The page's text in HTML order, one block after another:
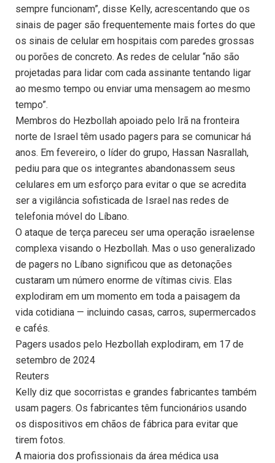
sempre funcionam”, disse Kelly, acrescentando que os
sinais de pager são frequentemente mais fortes do que
os sinais de celular em hospitais com paredes grossas
ou porões de concreto. As redes de celular “não são
projetadas para lidar com cada assinante tentando ligar
ao mesmo tempo ou enviar uma mensagem ao mesmo
tempo”.
Membros do Hezbollah apoiado pelo Irã na fronteira
norte de Israel têm usado pagers para se comunicar há
anos. Em fevereiro, o líder do grupo, Hassan Nasrallah,
pediu para que os integrantes abandonassem seus
celulares em um esforço para evitar o que se acredita
ser a vigilância sofisticada de Israel nas redes de
telefonia móvel do Líbano.
O ataque de terça pareceu ser uma operação israelense
complexa visando o Hezbollah. Mas o uso generalizado
de pagers no Líbano significou que as detonações
custaram um número enorme de vítimas civis. Elas
explodiram em um momento em toda a paisagem da
vida cotidiana — incluindo casas, carros, supermercados
e cafés.
Pagers usados pelo Hezbollah explodiram, em 17 de
setembro de 2024
Reuters
Kelly diz que socorristas e grandes fabricantes também
usam pagers. Os fabricantes têm funcionários usando
os dispositivos em chãos de fábrica para evitar que
tirem fotos.
A maioria dos profissionais da área médica usa